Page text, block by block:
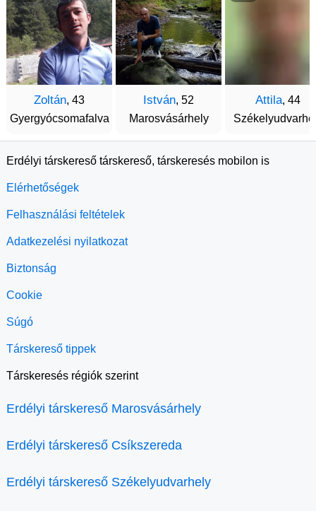
Zoltán, 43
Gyergyócsomafalva
István, 52
Marosvásárhely
Attila, 44
Erdélyi társkereső társkereső, társkeresés mobilon is
Elérhetőségek
Felhasználási feltételek
Adatkezelési nyilatkozat
Biztonság
Cookie
Súgó
Társkereső tippek
Társkeresés régiók szerint
Erdélyi társkereső Marosvásárhely
Erdélyi társkereső Csíkszereda
Erdélyi társkereső Székelyudvarhely